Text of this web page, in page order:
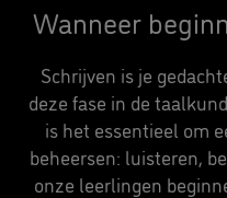
Wanneer
Schrijven is je
deze fase in de
is het essentieel om
beheersen: luisteren,
onze leerlingen